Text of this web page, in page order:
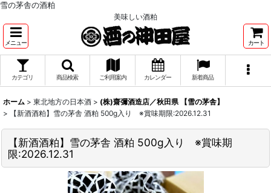
雪の茅舎の酒粕
美味しい酒粕
メニュー カート
カテゴリ 商品検索 ご利用案内 カレンダー 新着商品
ホーム > 東北地方の日本酒 > (株)齋彌酒造店／秋田県 【雪の茅舎】
>
【新酒酒粕】雪の茅舎 酒粕 500g入り ※賞味期限:2026.12.31
【新酒酒粕】雪の茅舎 酒粕 500g入り ※賞味期
限:2026.12.31